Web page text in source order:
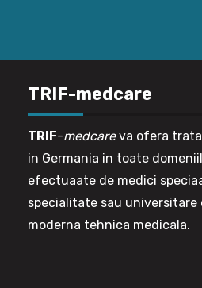
TRIF-medcare
TRIF-medcareva ofera
in Germania in toate
efectuaate de medici
specialitate sau universitare
moderna tehnica medicala.